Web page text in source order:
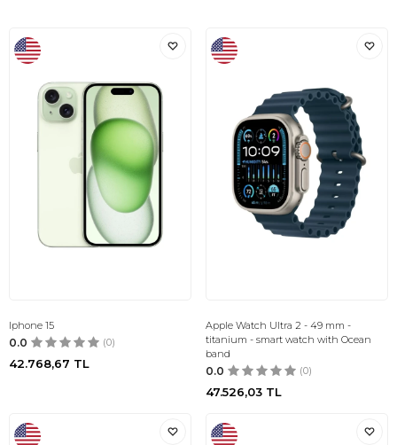
Iphone 15
0.0 (0)
42.768,67 TL
Apple Watch Ultra 2 - 49 mm -
titanium - smart watch with Ocean
band
0.0 (0)
47.526,03 TL